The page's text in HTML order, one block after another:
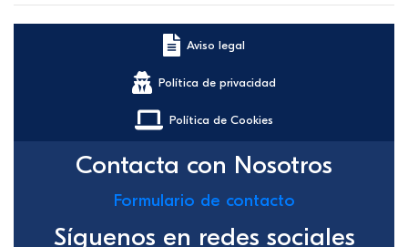
Aviso legal
Política de privacidad
Política de Cookies
Contacta con Nosotros
Formulario de contacto
Síguenos en redes sociales